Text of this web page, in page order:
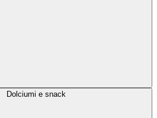
Dolciumi e snack